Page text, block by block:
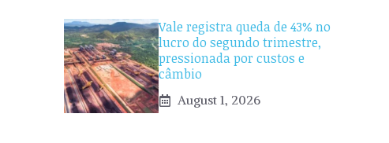
Vale registra queda de 43% no
lucro do segundo trimestre,
pressionada por custos e
câmbio
August 1, 2026